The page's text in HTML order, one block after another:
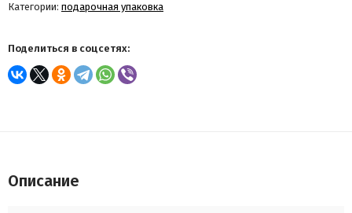
Категории: подарочная упаковка
Поделиться в соцсетях:
Описание